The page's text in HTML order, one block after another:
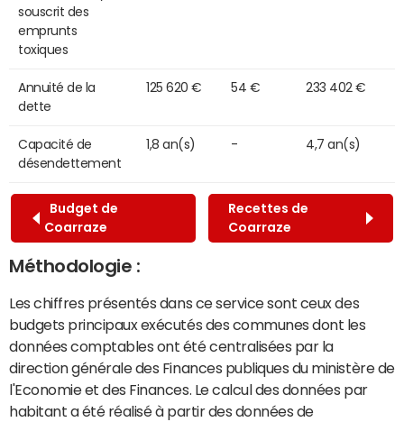
souscrit des
emprunts
toxiques
Annuité de la
dette
125 620 € 54 € 233 402 €
Capacité de
désendettement
1,8 an(s) - 4,7 an(s)
Budget de
Coarraze
Recettes de
Coarraze
Méthodologie :
Les chiffres présentés dans ce service sont ceux des
budgets principaux exécutés des communes dont les
données comptables ont été centralisées par la
direction générale des Finances publiques du ministère de
l'Economie et des Finances. Le calcul des données par
habitant a été réalisé à partir des données de